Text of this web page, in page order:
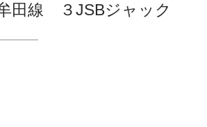
田線 ３JSBジャック